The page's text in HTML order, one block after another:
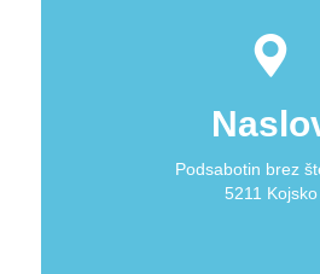
Podsabotin brez
5211 Kojsko